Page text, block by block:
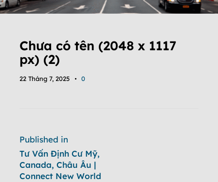
Chưa có tên (2048 x 1117
px) (2)
22 Tháng 7, 2025 0
Published in
Tư Vấn Định Cư Mỹ,
Canada, Châu Âu |
Connect New World